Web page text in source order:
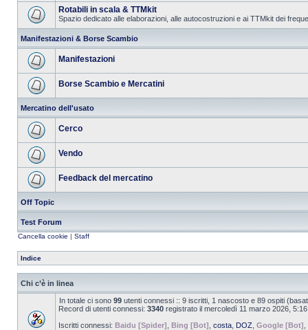
Rotabili in scala & TTMkit
Spazio dedicato alle elaborazioni, alle autocostruzioni e ai TTMkit dei
Manifestazioni & Borse Scambio
Manifestazioni
Borse Scambio e Mercatini
Mercatino dell'usato
Cerco
Vendo
Feedback del mercatino
Off Topic
Test Forum
Cancella cookie | Staff
Indice
Chi c’è in linea
In totale ci sono 99 utenti connessi :: 9 iscritti, 1 nascosto e 89 ospiti
Record di utenti connessi: 3340 registrato il mercoledì 11 marzo 2026, 5:16
Iscritti connessi: Baidu [Spider] Bing [Bot] costa DOZ Google [Bot]